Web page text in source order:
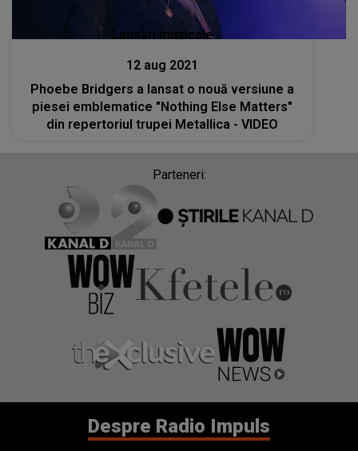
Lansări muzicale
12 aug 2021
Phoebe Bridgers a lansat o nouă versiune a
piesei emblematice "Nothing Else Matters"
din repertoriul trupei Metallica - VIDEO
Parteneri:
Despre Radio Impuls